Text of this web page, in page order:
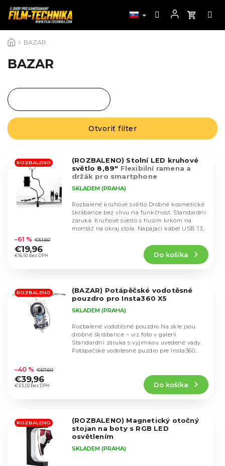
na
BAZAR
BAZAR
R
a
d
e
Najpredávanejšie
Abecedne
Otvoriť filter
V
ROZBALENO
(ROZBALENO) Stolní LED kruhové
světlo 8,89" Flexibilní ramena a
držák pro smartphone
hodnotenie
produktu
je
hviezdičiek.
SKLADEM (PRAHA)
€16,50 bez DPH
–61 % €51,60
€19,96
Do košíka
Rozbalené kruhové světlo Drobné kosmetické
škrábance bez vlivu na funkčnost. Standardní
záruka. Kruhové svetlo s husím krkom na
montáž na okraj stola. Napájací kábel USB 13...
ROZBALENO
(BAZAR) Potápěčské vodotěsné
pouzdro pro Insta360 X5
hodnotenie
produktu
je
hviezdičiek.
SKLADEM (PRAHA)
€33,02 bez DPH
–40 % €67,60
€39,96
Do košíka
Rozbalené vodotěsné pouzdro Na skle jsou
drobné škrábance – viz foto v galerii.
Standardní záruka s výjimkou uvedené vady.
Potápačské vodotesné puzdro pre Insta360...
ROZBALENO
(ROZBALENO) Magnetický otočný
stojan na boty s RGB LED
osvětlením
SKLADEM (PRAHA)